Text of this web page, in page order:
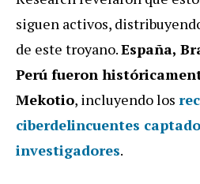
siguen activos,
de este troyano.España,
Perú fueron
Mekotio, incluyendo los
ciberdelincuentes
investigadores.